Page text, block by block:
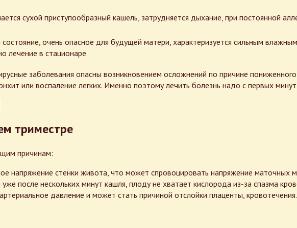
сухой приступообразный кашель, затрудняется дыхание, при постоянной
очень опасное для будущей матери, характеризуется сильным
лечение в стационаре
заболевания опасны возникновением осложнений по причине
или воспаление легких. Именно поэтому лечить болезнь надо с первых
триместре
причинам:
напряжение стенки живота, что может спровоцировать напряжение
уже после нескольких минут кашля, плоду не хватает кислорода из-за спазма
давление и может стать причиной отслойки плаценты, кровотечения.